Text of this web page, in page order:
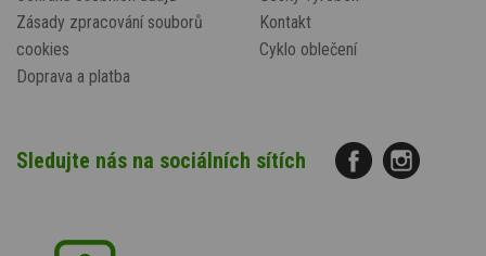
Zásady zpracování souborů
cookies
Doprava a platba
Kontakt
Cyklo oblečení
Sledujte nás na sociálních sítích